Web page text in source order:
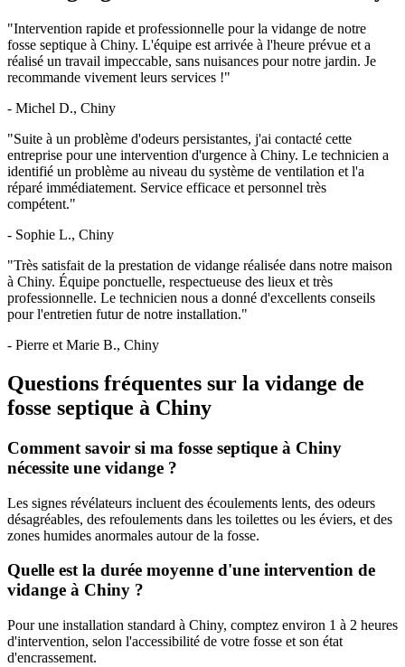
"Intervention rapide et professionnelle pour la vidange de notre
fosse septique à Chiny. L'équipe est arrivée à l'heure prévue et a
réalisé un travail impeccable, sans nuisances pour notre jardin. Je
recommande vivement leurs services !"
- Michel D., Chiny
"Suite à un problème d'odeurs persistantes, j'ai contacté cette
entreprise pour une intervention d'urgence à Chiny. Le technicien a
identifié un problème au niveau du système de ventilation et l'a
réparé immédiatement. Service efficace et personnel très
compétent."
- Sophie L., Chiny
"Très satisfait de la prestation de vidange réalisée dans notre maison
à Chiny. Équipe ponctuelle, respectueuse des lieux et très
professionnelle. Le technicien nous a donné d'excellents conseils
pour l'entretien futur de notre installation."
- Pierre et Marie B., Chiny
Questions fréquentes sur la vidange de
fosse septique à Chiny
Comment savoir si ma fosse septique à Chiny
nécessite une vidange ?
Les signes révélateurs incluent des écoulements lents, des odeurs
désagréables, des refoulements dans les toilettes ou les éviers, et des
zones humides anormales autour de la fosse.
Quelle est la durée moyenne d'une intervention de
vidange à Chiny ?
Pour une installation standard à Chiny, comptez environ 1 à 2 heures
d'intervention, selon l'accessibilité de votre fosse et son état
d'encrassement.